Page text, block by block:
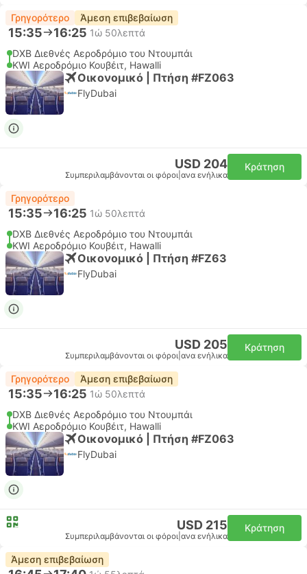
Γρηγορότερο Άμεση επιβεβαίωση
15:35 16:25 1ώ 50λεπτά
DXB Διεθνές Αεροδρόμιο του Ντουμπάι
KWI Αεροδρόμιο Κουβέιτ, Hawalli
Οικονομικό | Πτήση #FZ063
FlyDubai
USD 204
Συμπεριλαμβάνονται οι φόροι ανα ενήλικα
Κράτηση
Γρηγορότερο
15:35 16:25 1ώ 50λεπτά
DXB Διεθνές Αεροδρόμιο του Ντουμπάι
KWI Αεροδρόμιο Κουβέιτ, Hawalli
Οικονομικό | Πτήση #FZ63
FlyDubai
USD 205
Συμπεριλαμβάνονται οι φόροι ανα ενήλικα
Κράτηση
Γρηγορότερο Άμεση επιβεβαίωση
15:35 16:25 1ώ 50λεπτά
DXB Διεθνές Αεροδρόμιο του Ντουμπάι
KWI Αεροδρόμιο Κουβέιτ, Hawalli
Οικονομικό | Πτήση #FZ063
FlyDubai
USD 215
Συμπεριλαμβάνονται οι φόροι ανα ενήλικα
Κράτηση
Άμεση επιβεβαίωση